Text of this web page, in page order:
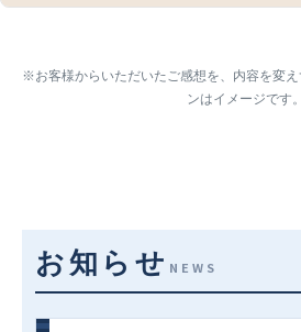
※お客様からいただいたご感想を、内容を変
ンはイメージです。
お知らせ NEWS